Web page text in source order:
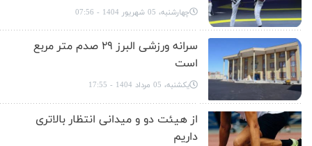
چهارشنبه، 05 شهریور 1404 - 07:56
سرانه ورزشی البرز ۲۹ صدم متر مربع
است
یکشنبه، 05 مرداد 1404 - 17:55
از هیئت دو و میدانی انتظار بالاتری
داریم